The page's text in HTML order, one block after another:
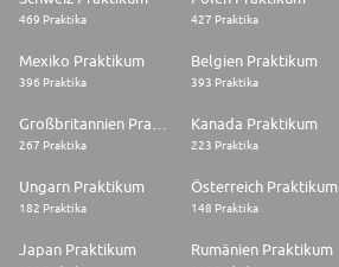
469 Praktika 427 Praktika
Mexiko Praktikum
396 Praktika
Belgien Praktikum
393 Praktika
267 Praktika
Kanada Praktikum
223 Praktika
Ungarn Praktikum
182 Praktika
Österreich Praktikum
148 Praktika
Japan Praktikum Rumänien Praktikum